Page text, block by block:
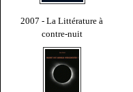
2007 - La Littérature à
contre-nuit